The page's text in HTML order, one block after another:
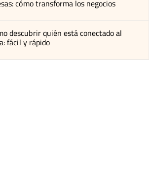
cómo transforma los negocios
descubrir quién está conectado al
fácil y rápido